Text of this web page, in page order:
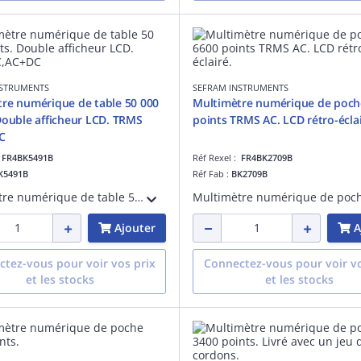
numérique de table 50 000
afficheur LCD. TRMS
FR4BK5491B
Multimètre numérique de table 50 000 points. Double afficheur LCD. TRMS AC,AC+DC. 0,02%. TRMS AC, AC+DC. UDC 1000V, UAC 750V. Courant 20A AC/DC. Résistance 50Mohms. Fréquence. Continuité. Test diode.USB. RS232. Livré avec un jeu de cordons.
Ajouter
vous pour voir vos prix
et les stocks
SEFRAM INSTRUMENTS
Multimètre numérique de poche
points TRMS AC. LCD rétro-
Réf Rexel : FR4BK2709B
Réf Fab : BK2709B
Connectez-vous pour voir
et les stocks